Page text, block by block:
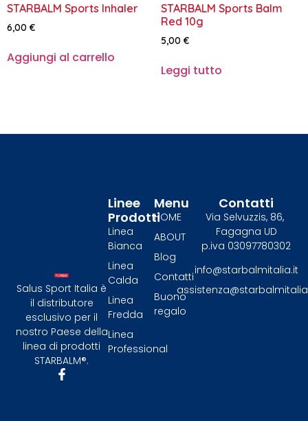
STARBALM Sports Inhaler
6,00 €
Aggiungi al carrello
STARBALM Sports Balm
Red 10g
5,00 €
Leggi tutto
Salus Sport Italia è
il distributore
esclusivo per il
nostro Paese della
linea di prodotti
STARBALM®.​
Menu
HOME
ABOUT
Blog
Contatti
Buono
regalo
Linee
Prodotti
Linea
Bianca
Linea
Calda
Linea
Fredda
Linea
Professional
Contatti
Via Selvuzzis, 86,
Fagagna UD
p.iva 03097780302
info@starbalmitalia.it